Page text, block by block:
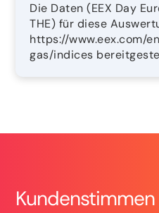
Die Daten (EEX Day
THE) für diese
https://www.eex.com/
gas/indices
Kundenstimmen